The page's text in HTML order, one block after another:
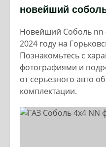
новейший
Новейший Соболь nn
2024 году на
Познакомьтесь с
фотографиями и
от серьезного авто
комплектации.